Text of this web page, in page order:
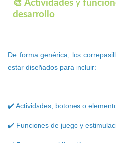
🎨 Actividades y
desarrollo
De forma genérica, los
estar diseñados para incluir:
✔️ Actividades, botones o
✔️ Funciones de juego y